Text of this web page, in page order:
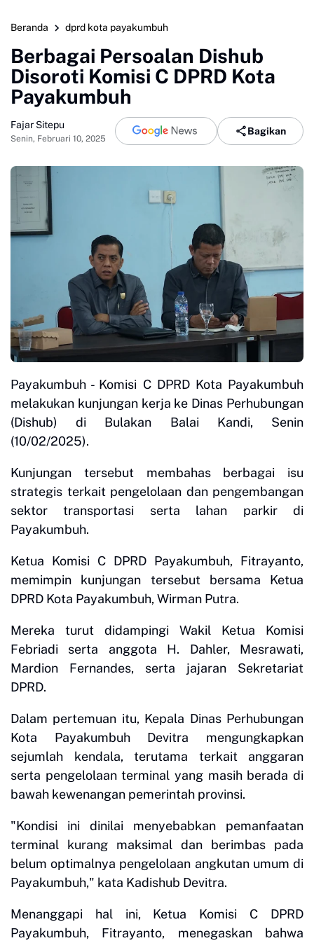
Beranda dprd kota payakumbuh
Berbagai Persoalan Dishub
Disoroti Komisi C DPRD Kota
Payakumbuh
Fajar Sitepu
Senin, Februari 10, 2025
Bagikan
Payakumbuh - Komisi C DPRD Kota Payakumbuh
melakukan kunjungan kerja ke Dinas Perhubungan
(Dishub) di Bulakan Balai Kandi, Senin
(10/02/2025).
Kunjungan tersebut membahas berbagai isu
strategis terkait pengelolaan dan pengembangan
sektor transportasi serta lahan parkir di
Payakumbuh.
Ketua Komisi C DPRD Payakumbuh, Fitrayanto,
memimpin kunjungan tersebut bersama Ketua
DPRD Kota Payakumbuh, Wirman Putra.
Mereka turut didampingi Wakil Ketua Komisi
Febriadi serta anggota H. Dahler, Mesrawati,
Mardion Fernandes, serta jajaran Sekretariat
DPRD.
Dalam pertemuan itu, Kepala Dinas Perhubungan
Kota Payakumbuh Devitra mengungkapkan
sejumlah kendala, terutama terkait anggaran
serta pengelolaan terminal yang masih berada di
bawah kewenangan pemerintah provinsi.
"Kondisi ini dinilai menyebabkan pemanfaatan
terminal kurang maksimal dan berimbas pada
belum optimalnya pengelolaan angkutan umum di
Payakumbuh," kata Kadishub Devitra.
Menanggapi hal ini, Ketua Komisi C DPRD
Payakumbuh, Fitrayanto, menegaskan bahwa